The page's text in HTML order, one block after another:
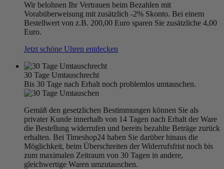
Wir belohnen Ihr Vertrauen beim Bezahlen mit
Vorabüberweisung mit zusätzlich -2% Skonto. Bei einem
Bestellwert von z.B. 200,00 Euro sparen Sie zusätzliche 4,00
Euro.
Jetzt schöne Uhren entdecken
30 Tage Umtauschrecht
Bis 30 Tage nach Erhalt noch problemlos umtauschen.
Gemäß den gesetzlichen Bestimmungen können Sie als
privater Kunde innerhalb von 14 Tagen nach Erhalt der Ware
die Bestellung widerrufen und bereits bezahlte Beträge zurück
erhalten. Bei Timeshop24 haben Sie darüber hinaus die
Möglichkeit, beim Überschreiten der Widerrufsfrist noch bis
zum maximalen Zeitraum von 30 Tagen in andere,
gleichwertige Waren umzutauschen.